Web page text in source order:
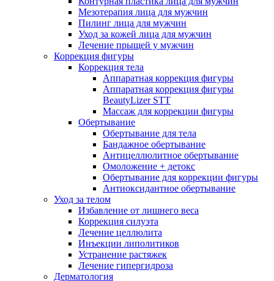
Мезотерапия лица для мужчин
Пилинг лица для мужчин
Уход за кожей лица для мужчин
Лечение прыщей у мужчин
Коррекция фигуры
Коррекция тела
Аппаратная коррекция фигуры
Аппаратная коррекция фигуры
BeautyLizer STT
Массаж для коррекции фигуры
Обертывание
Обертывание для тела
Бандажное обертывание
Антицеллюлитное обертывание
Омоложение + детокс
Обертывание для коррекции фигуры
Антиоксидантное обертывание
Уход за телом
Избавление от лишнего веса
Коррекция силуэта
Лечение целлюлита
Инъекции липолитиков
Устранение растяжек
Лечение гипергидроза
Дерматология